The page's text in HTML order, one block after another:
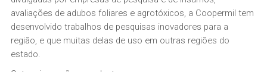
avaliações de adubos foliares e agrotóxicos, a Coopermil tem
desenvolvido trabalhos de pesquisas inovadores para a
região, e que muitas delas de uso em outras regiões do
estado.